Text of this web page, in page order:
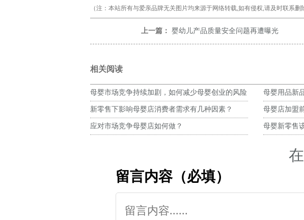
（注：本站所有与爱亲品牌无关图片均来源于网络转载,如有侵权,请及时联系删
上一篇： 婴幼儿产品质量安全问题再遭曝光
相关阅读
母婴市场竞争持续加剧，如何减少母婴创业的风险 母婴用品新
新零售下影响母婴店消费者需求有几种因素？ 母婴店加盟
应对市场竞争母婴店如何做？ 母婴新零售
留言内容（必填）